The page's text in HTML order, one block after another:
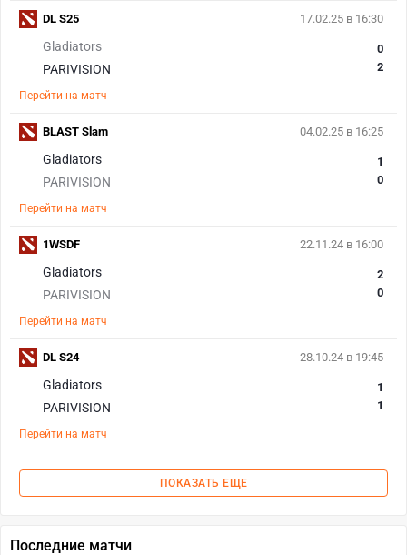
17.02.25 в 16:30
Gladiators
PARIVISION
0
2
Перейти на матч
DL S25
04.02.25 в 16:25
Gladiators
PARIVISION
1
0
Перейти на матч
BLAST Slam
22.11.24 в 16:00
Gladiators
PARIVISION
2
0
Перейти на матч
1WSDF
28.10.24 в 19:45
Gladiators
PARIVISION
1
1
Перейти на матч
DL S24
ПОКАЗАТЬ ЕЩЕ
Последние матчи